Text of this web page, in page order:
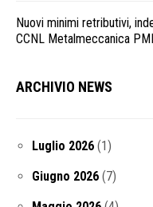
Nuovi minimi retributivi,
CCNL Metalmeccanica
ARCHIVIO NEWS
Luglio 2026 (1)
Giugno 2026 (7)